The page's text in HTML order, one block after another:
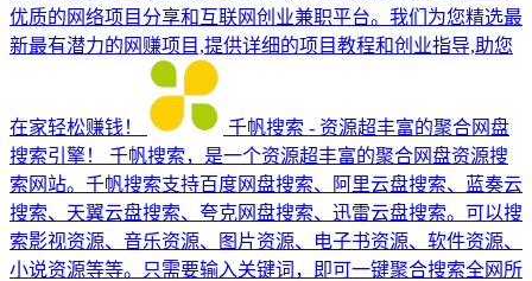
优质的网络项目分享和互联网创业兼职平台。我们为您精选最
新最有潜力的网赚项目,提供详细的项目教程和创业指导,助您
在家轻松赚钱！
千帆搜索 - 资源超丰富的聚合网盘
搜索引擎！
千帆搜索，是一个资源超丰富的聚合网盘资源搜
索网站。千帆搜索支持百度网盘搜索、阿里云盘搜索、蓝奏云
搜索、天翼云盘搜索、夸克网盘搜索、迅雷云盘搜索。可以搜
索影视资源、音乐资源、图片资源、电子书资源、软件资源、
小说资源等等。只需要输入关键词，即可一键聚合搜索全网所